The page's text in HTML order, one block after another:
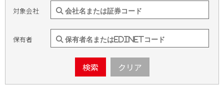
対象会社
保有者
検索 クリア